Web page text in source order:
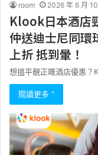
room 2026 年 6 月 10
Klook日本酒店
仲送迪士尼同環
上折 抵到暈！
想搵平靚正嘅酒店優惠
閱讀更多 ”